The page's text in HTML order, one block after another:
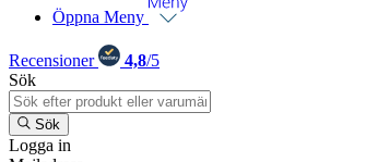
Öppna Meny
Recensioner 4,8/5
Sök
Sök
Logga in